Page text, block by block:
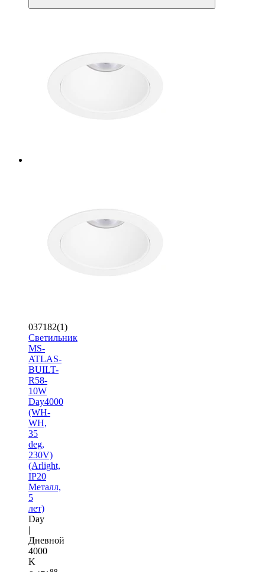
037182(1)
Светильник
MS-
ATLAS-
BUILT-
R58-
10W
Day4000
(WH-
WH,
35
deg,
230V)
(Arlight,
IP20
Металл,
5
лет)
Day
|
Дневной
4000
K